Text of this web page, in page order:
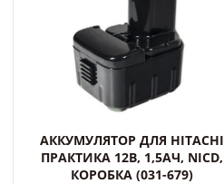
АККУМУЛЯТОР ДЛЯ HITACHI
ПРАКТИКА 12В, 1,5АЧ, NICD,
КОРОБКА (031-679)